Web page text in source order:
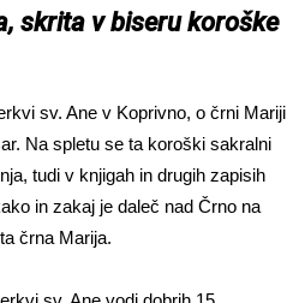
skrita v biseru koroške
sv. Ane v Koprivno, o črni Mariji
Na spletu se ta koroški sakralni
tudi v knjigah in drugih zapisih
in zakaj je daleč nad Črno na
črna Marija.